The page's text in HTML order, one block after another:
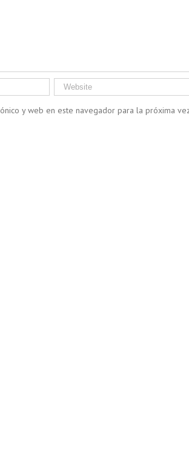
y web en este navegador para la próxima